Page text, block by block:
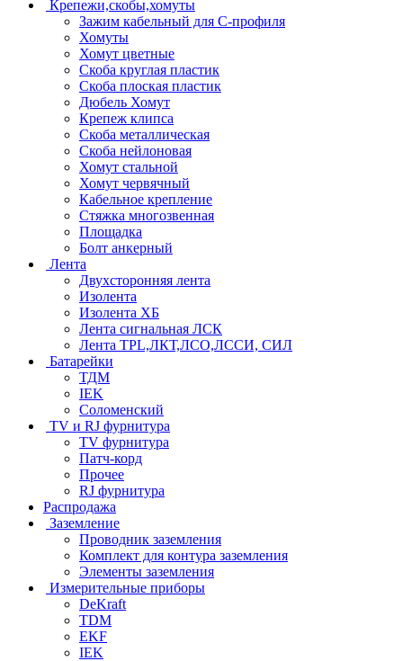
Крепежи,скобы,хомуты
Зажим кабельный для С-профиля
Хомуты
Хомут цветные
Скоба круглая пластик
Скоба плоская пластик
Дюбель Хомут
Крепеж клипса
Скоба металлическая
Скоба нейлоновая
Хомут стальной
Хомут червячный
Кабельное крепление
Стяжка многозвенная
Площадка
Болт анкерный
Лента
Двухсторонняя лента
Изолента
Изолента ХБ
Лента сигнальная ЛСК
Лента TPL,ЛКТ,ЛСО,ЛССИ, СИЛ
Батарейки
ТДМ
IEK
Соломенский
TV и RJ фурнитура
TV фурнитура
Патч-корд
Прочее
RJ фурнитура
Распродажа
Заземление
Проводник заземления
Комплект для контура заземления
Элементы заземления
Измерительные приборы
DeKraft
TDM
EKF
IEK